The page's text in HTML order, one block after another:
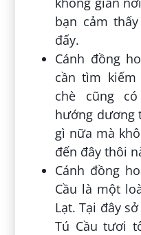
bạn cảm
đấy.
Cánh đồng
cần tìm
chè cũng
hướng dương
gì nữa mà
đến đây thôi
Cánh đồng
Cầu là một
Lạt. Tại đây
Tú Cầu tươi